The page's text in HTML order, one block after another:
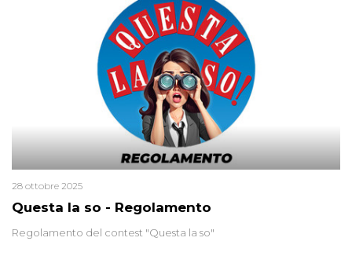
2015 un’altra donna confessa lo stesso delitto, poi ritratta. Due
colpevoli per un solo omicidio: errore giudiziario o giustizia
Questa la so - Regolamento
28 ottobre 2025
Regolamento del contest "Questa la so"